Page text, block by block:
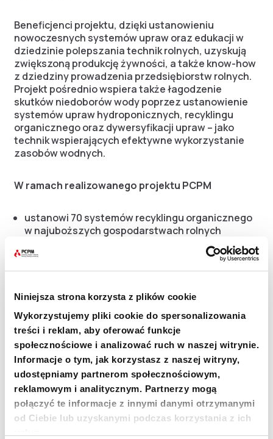
Niniejsza strona korzysta z plików cookie
Wykorzystujemy pliki cookie do spersonalizowania
treści i reklam, aby oferować funkcje
społecznościowe i analizować ruch w naszej witrynie.
Informacje o tym, jak korzystasz z naszej witryny,
udostępniamy partnerom społecznościowym,
reklamowym i analitycznym. Partnerzy mogą
połączyć te informacje z innymi danymi otrzymanymi
od Ciebie lub uzyskanymi podczas korzystania z ich
Beneficjenci projektu, dzięki ustanowieniu
nowoczesnych systemów upraw oraz edukacji w
dziedzinie polepszania technik rolnych, uzyskują
zwiększoną produkcję żywności, a także know-how
z dziedziny prowadzenia przedsiębiorstw rolnych.
Projekt pośrednio wspiera także łagodzenie
skutków niedoborów wody poprzez ustanowienie
systemów upraw hydroponicznych, recyklingu
organicznego oraz dywersyfikacji upraw – jako
technik wspierających efektywne wykorzystanie
zasobów wodnych.
W ramach realizowanego projektu PCPM
ustanowi 70 systemów recyklingu organicznego
w najuboższych gospodarstwach rolnych
ustanowi 10 systemów hydrouprawy (tzw.
uprawy aquaponicznej),
jednym działaniu projektowym,
specjalistycznych dla beneficjentów projektu w
zakresie maksymalizacji produkcji rolnej oraz
agrobiznesu.
Projekt współfinansowany ze środków programu
Polska Pomoc 2012 Ministerstwa Spraw
Zagranicznych RP.